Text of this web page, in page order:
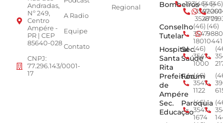
Andradas,
Nº 249,
Centro
Ampére -
PR | CEP
85640-028
CNPJ:
77.296.143/0001-
17
A Radio
Equipe
Contato
Regional Bombeiros
193(46)
3547-
3528
(46)
4779
(46)
Conselho
Tutelar
(46)
3547-
1801
(46)
0441
Hospital
Santa
Rita
Sec.
Saúde
(46)
3547-
1000
Prefeitura
de
Ampére
Fórum
(46)
3547-
1122
Sec.
Educação
Paroquia
(46)
3547-
1674